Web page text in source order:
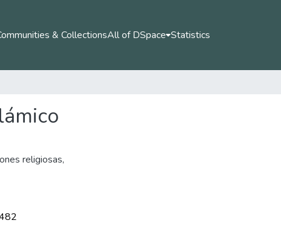
& CollectionsAll of DSpace Statistics
religiosas,